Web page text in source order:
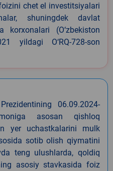
chet el investitsiyalari
shuningdek davlat
korxonalari (O‘zbekiston
yildagi O‘RQ-728-son
06.09.2024-
asosan qishloq
yer uchastkalarini mulk
sotib olish qiymatini
teng ulushlarda, qoldiq
asosiy stavkasida foiz